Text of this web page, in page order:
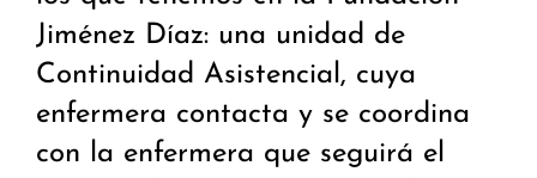
Jiménez Díaz: una unidad de
Continuidad Asistencial, cuya
enfermera contacta y se coordina
con la enfermera que seguirá el